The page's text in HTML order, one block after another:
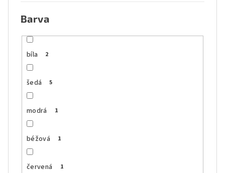
Barva
bíla 2
šedá 5
modrá 1
béžová 1
červená 1